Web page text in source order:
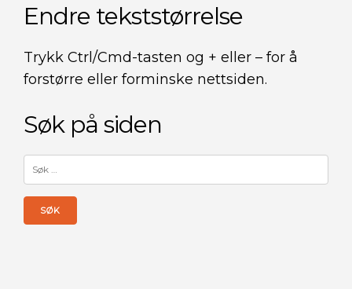
Endre tekststørrelse
Trykk Ctrl/Cmd-tasten og + eller – for å
forstørre eller forminske nettsiden.
Søk på siden
Søk
etter: